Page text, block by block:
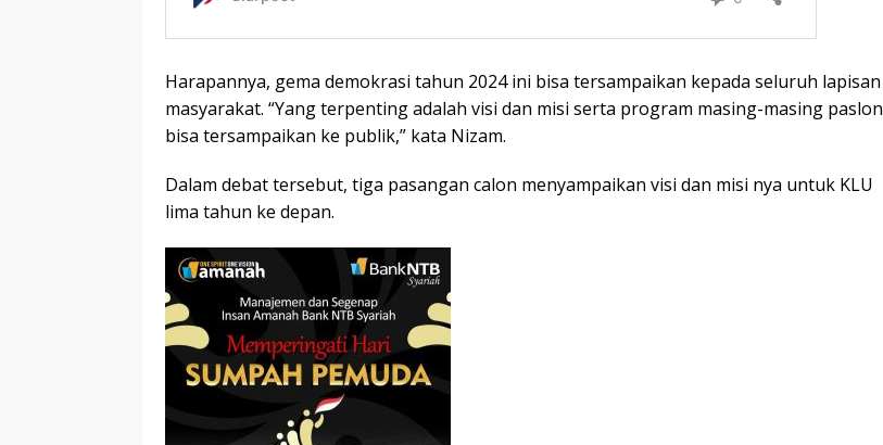
Harapannya, gema demokrasi tahun 2024 ini bisa tersampaikan kepada seluruh lapisan
masyarakat. “Yang terpenting adalah visi dan misi serta program masing-masing paslon
bisa tersampaikan ke publik,” kata Nizam.
Dalam debat tersebut, tiga pasangan calon menyampaikan visi dan misi nya untuk KLU
lima tahun ke depan.